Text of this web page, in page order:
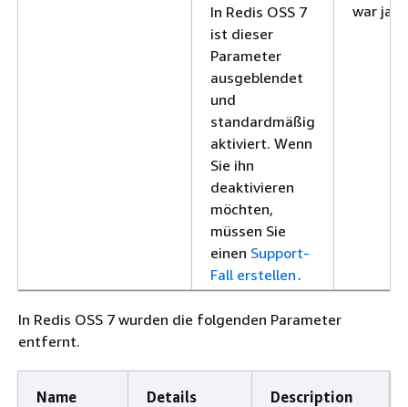
In Redis OSS 7
ist dieser
Parameter
ausgeblendet
und
standardmäßig
aktiviert. Wenn
Sie ihn
deaktivieren
möchten,
müssen Sie
einen Support-
Fall erstellen .
war ja.
In Redis OSS 7 wurden die folgenden Parameter
entfernt.
Name Details Description